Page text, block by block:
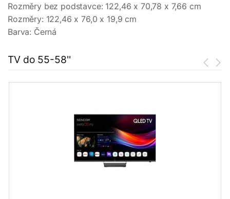
Rozměry bez podstavce: 122,46 x 70,78 x 7,66 cm
Rozměry: 122,46 x 76,0 x 19,9 cm
Barva: Černá
TV do 55-58''